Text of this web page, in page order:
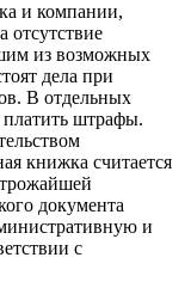
и компании,
отсутствие
из возможных
дела при
В отдельных
штрафы.
книжка считается
документа
и
с